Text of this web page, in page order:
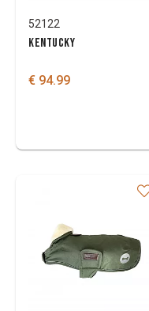
52122
KENTUCKY
€ 94.99